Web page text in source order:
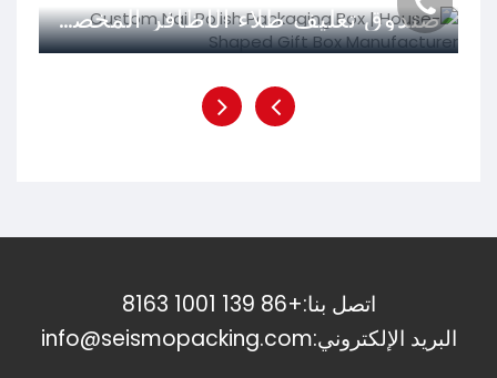
صندوق تغليف طلاء الأظافر المخصص | مصنع صناديق هدايا على شكل منزل
اتصل بنا:+86 139 1001 8163
البريد الإلكتروني:info@seismopacking.com